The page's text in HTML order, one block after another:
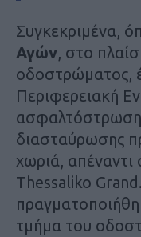
Συγκεκριμένα,
Αγών, στο
οδοστρώματος,
Περιφερειακή
διασταύρωσης
χωριά, απέναντι
Thessaliko
τμήμα του